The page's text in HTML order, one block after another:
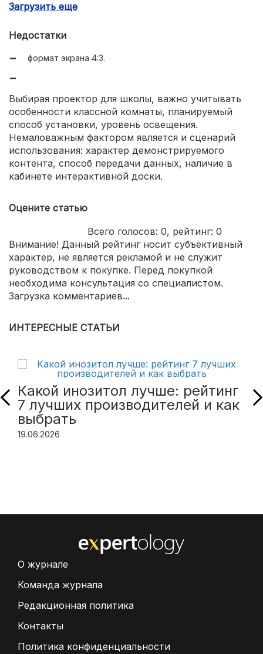
1080i;
Загрузить еще
Недостатки
формат экрана 4:3.
Выбирая проектор для школы, важно учитывать
особенности классной комнаты, планируемый
способ установки, уровень освещения.
Немаловажным фактором является и сценарий
использования: характер демонстрируемого
контента, способ передачи данных, наличие в
кабинете интерактивной доски.
Оцените статью
Всего голосов: 0, рейтинг: 0
Внимание! Данный рейтинг носит субъективный
характер, не является рекламой и не служит
руководством к покупке. Перед покупкой
необходима консультация со специалистом.
Загрузка комментариев...
ИНТЕРЕСНЫЕ СТАТЬИ
Какой инозитол лучше: рейтинг
7 лучших производителей и как
выбрать
19.06.2026
О журнале
Команда журнала
Редакционная политика
Контакты
Политика конфиденциальности